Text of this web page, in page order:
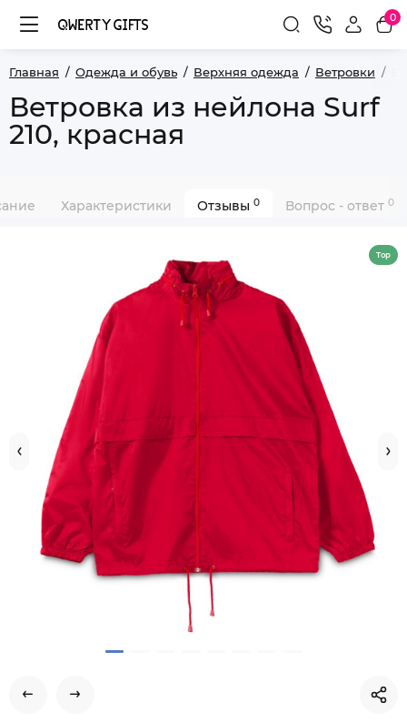
0
Главная Одежда и обувь Верхняя одежда Ветровки
Ветровка из нейлона Surf
210, красная
Характеристики Отзывы 0 Вопрос - ответ 0
Top